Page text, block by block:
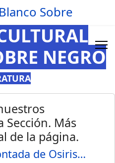
NEGRO
Sección. Más
de la página.
de Osiris…